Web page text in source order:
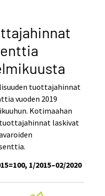
tuottajahinnat
vuoden 2019
Kotimaahan
laskivat
1/2015–02/2020